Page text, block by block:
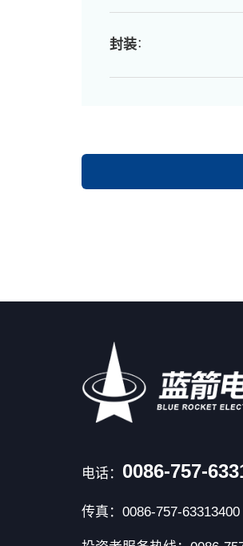
封装：
电话： 0086-757-
传真：0086-757-63313400